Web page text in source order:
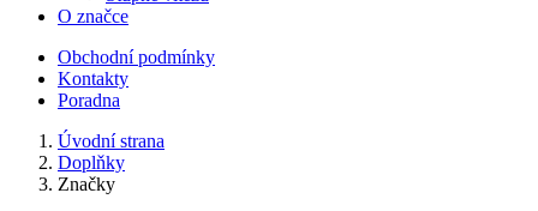
O značce
Obchodní podmínky
Kontakty
Poradna
Úvodní strana
Doplňky
Značky